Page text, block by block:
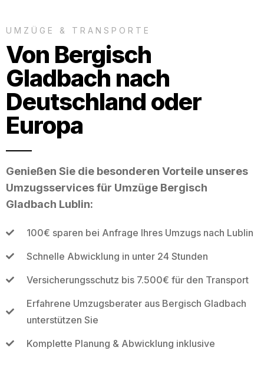
UMZÜGE & TRANSPORTE
Von Bergisch
Gladbach nach
Deutschland oder
Europa
Genießen Sie die besonderen Vorteile unseres
Umzugsservices für Umzüge Bergisch
Gladbach Lublin:
100€ sparen bei Anfrage Ihres Umzugs nach Lublin
Schnelle Abwicklung in unter 24 Stunden
Versicherungsschutz bis 7.500€ für den Transport
Erfahrene Umzugsberater aus Bergisch Gladbach
unterstützen Sie
Komplette Planung & Abwicklung inklusive